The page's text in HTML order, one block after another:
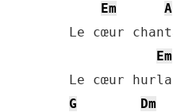
Em
A
Le cœur
Em
G
Dm